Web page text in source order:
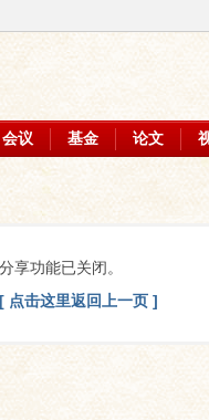
会议 基金 论文
分享功能已关闭。
[ 点击这里返回上一页 ]